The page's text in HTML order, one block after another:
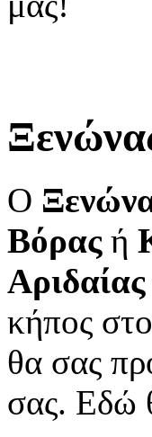
Ο
Βόραςή
Αριδαίας
κήπος
θα σας
σας. Εδώ